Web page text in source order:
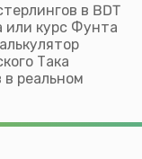
в BDT
или курс Фунта
Така
реальном